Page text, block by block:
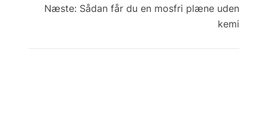
Næste: Sådan får du en mosfri plæne uden
kemi